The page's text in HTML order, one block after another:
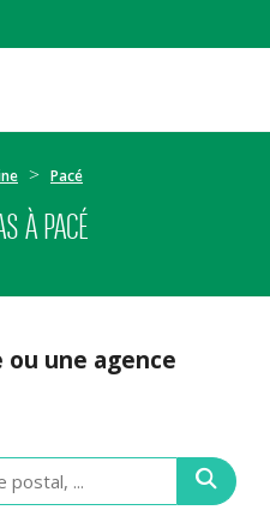
Pacé
À PACÉ
ou une agence